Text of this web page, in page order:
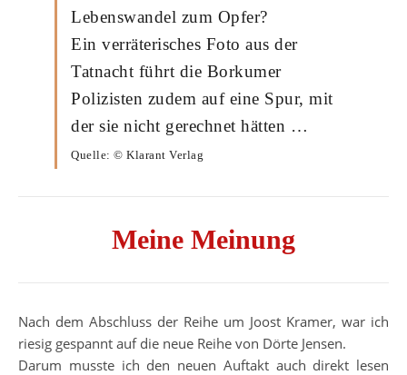
Lebenswandel zum Opfer?
Ein verräterisches Foto aus der
Tatnacht führt die Borkumer
Polizisten zudem auf eine Spur, mit
der sie nicht gerechnet hätten …
Quelle: © Klarant Verlag
Meine Meinung
Nach dem Abschluss der Reihe um Joost Kramer, war ich
riesig gespannt auf die neue Reihe von Dörte Jensen.
Darum musste ich den neuen Auftakt auch direkt lesen